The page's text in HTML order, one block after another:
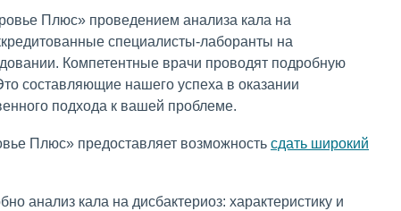
Плюс» проведением анализа кала на
специалисты-лаборанты на
Компетентные врачи проводят подробную
составляющие нашего успеха в оказании
подхода к вашей проблеме.
Плюс» предоставляет возможность сдать широкий
анализ кала на дисбактериоз: характеристику и